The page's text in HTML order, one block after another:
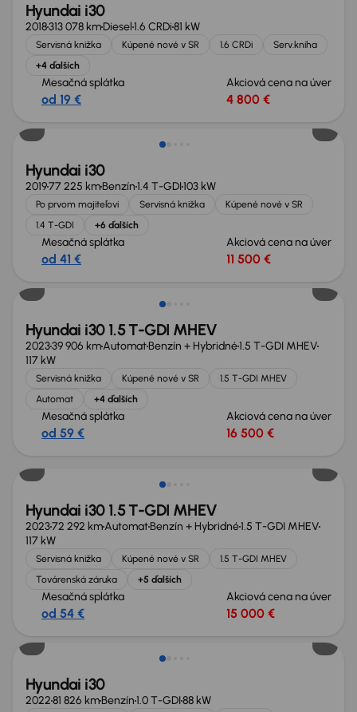
Hyundai i30
2018313 078 kmDiesel1.6 CRDi81 kW
Servisná knižka Kúpené nové v SR 1.6 CRDi
Serv.kniha
+4 ďalších
Mesačná splátka
od 19 €
Akciová cena na úver
4 800 €
Hyundai i30
201977 225 kmBenzín1.4 T-GDI103 kW
Po prvom majiteľovi Servisná knižka
Kúpené nové v SR
1.4 T-GDI
+6 ďalších
Mesačná splátka
od 41 €
Akciová cena na úver
11 500 €
Hyundai i30 1.5 T-GDI MHEV
202339 906 kmAutomatBenzín + Hybridné1.5 T-GDI MHEV
117 kW
Servisná knižka Kúpené nové v SR
1.5 T-GDI MHEV
Automat
+4 ďalších
Mesačná splátka
od 59 €
Akciová cena na úver
16 500 €
Hyundai i30 1.5 T-GDI MHEV
202372 292 kmAutomatBenzín + Hybridné1.5 T-GDI MHEV
117 kW
Servisná knižka Kúpené nové v SR
1.5 T-GDI MHEV
Továrenská záruka
+5 ďalších
Mesačná splátka
od 54 €
Akciová cena na úver
15 000 €
Možnosť odpočtu DPH
Hyundai i30
202281 826 kmBenzín1.0 T-GDI88 kW